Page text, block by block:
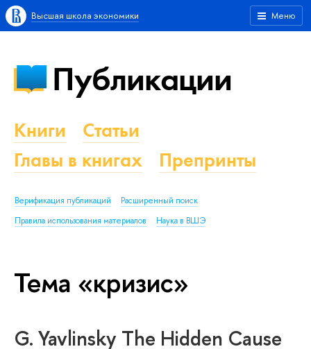
Меню
Высшая школа экономики
Публикации
Книги
Статьи
Главы в книгах
Препринты
Верификация публикаций
Расширенный поиск
Правила использования материалов
Наука в ВШЭ
Тема «кризис»
G. Yavlinsky The Hidden Cause